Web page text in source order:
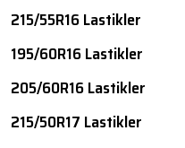
215/55R16 Lastikler
195/60R16 Lastikler
205/60R16 Lastikler
215/50R17 Lastikler